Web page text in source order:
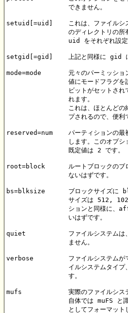
                できません。
setuid[=uid]	これは、ファイルシステムのすべてのファイルおよびすべて
のディレクトリの所
setgid[=gid]	上記と同様に gid について設定します。
mode=mode	元々のパーミッションにかかわらず、指定された (8 進の)
値にモードフラグを
これは、ほとんどの
reserved=num	パーティションの最初にある予約ブロック数を num で設定
します。このオプショ
                既定値は 2 です。
root=block	ルートブロックのブロック数を設定します。これは必要では
                ないはずです。
bs=blksize	ブロックサイズに blksize を設定します。有効なブロック
サイズは 512,
quiet		ファイルシステムは、許可しないモード変更のエラーを戻し
                ません。
verbose		ファイルシステムがマウントされた時、ボリューム名、ファ
イルシステムタイプ
mufs		実際のファイルシステムは muFS ですが、ファイルシステム
自体では muFS と識